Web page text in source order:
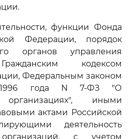
функции Фонда
Федерации, порядок
органов управления
кодексом
Федеральным законом
года N 7-ФЗ "О
организациях", иными
актами Российской
деятельность
с учетом